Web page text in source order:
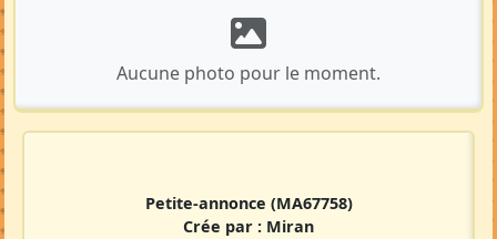
Aucune photo pour le moment.
Petite-annonce (MA67758)
Crée par : Miran